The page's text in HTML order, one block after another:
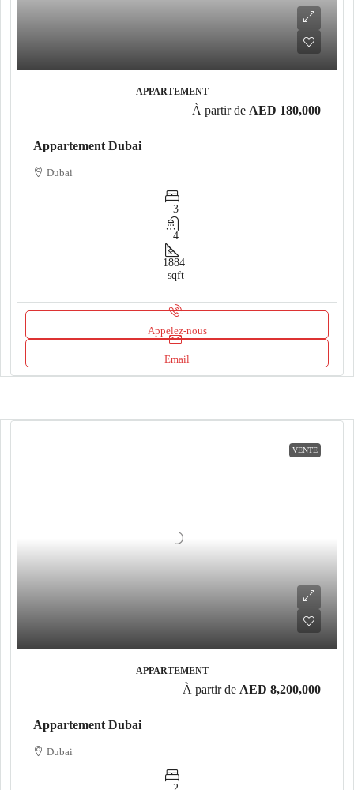
APPARTEMENT
À partir de AED 180,000
Appartement Dubai
Dubai
3
4
1884
sqft
Appelez-nous
Email
VENTE
APPARTEMENT
À partir de AED 8,200,000
Appartement Dubai
Dubai